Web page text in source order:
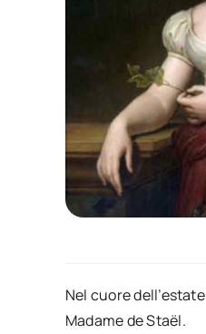
Nel cuore
Madame de Staël.